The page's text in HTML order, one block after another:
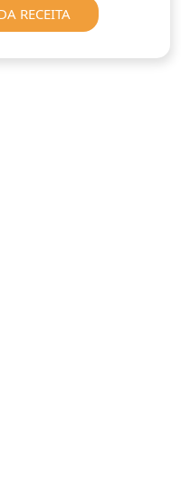
RECEITA